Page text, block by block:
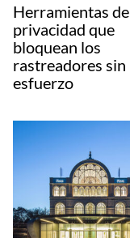
Herramientas de
privacidad que
bloquean los
rastreadores sin
esfuerzo